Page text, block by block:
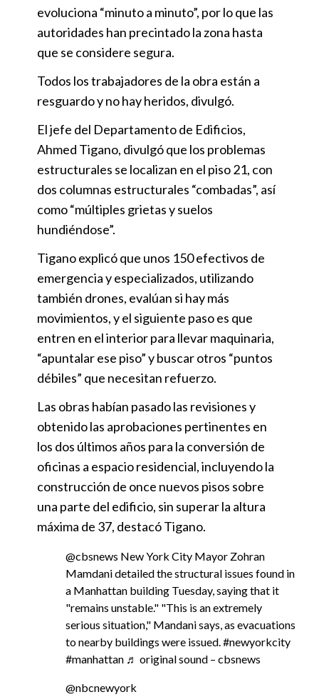
evoluciona “minuto a minuto”, por lo que las
autoridades han precintado la zona hasta
que se considere segura.
Todos los trabajadores de la obra están a
resguardo y no hay heridos, divulgó.
El jefe del Departamento de Edificios,
Ahmed Tigano, divulgó que los problemas
estructurales se localizan en el piso 21, con
dos columnas estructurales “combadas”, así
como “múltiples grietas y suelos
hundiéndose”.
Tigano explicó que unos 150 efectivos de
emergencia y especializados, utilizando
también drones, evalúan si hay más
movimientos, y el siguiente paso es que
entren en el interior para llevar maquinaria,
“apuntalar ese piso” y buscar otros “puntos
débiles” que necesitan refuerzo.
Las obras habían pasado las revisiones y
obtenido las aprobaciones pertinentes en
los dos últimos años para la conversión de
oficinas a espacio residencial, incluyendo la
construcción de once nuevos pisos sobre
una parte del edificio, sin superar la altura
máxima de 37, destacó Tigano.
@cbsnews New York City Mayor Zohran
Mamdani detailed the structural issues found in
a Manhattan building Tuesday, saying that it
"remains unstable." "This is an extremely
serious situation," Mandani says, as evacuations
to nearby buildings were issued. #newyorkcity
#manhattan ♬ original sound – cbsnews
@nbcnewyork